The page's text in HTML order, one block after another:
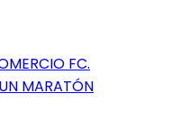
FC.
MARATÓN